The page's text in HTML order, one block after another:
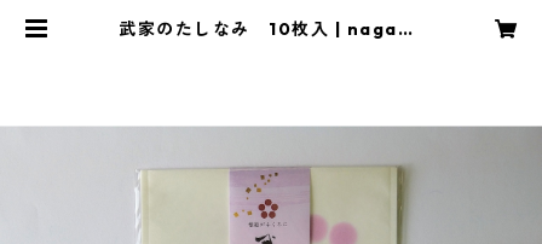
武家のたしなみ 10枚入 | nagano